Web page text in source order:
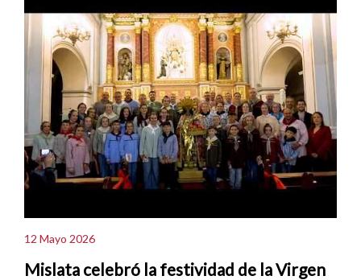
12 Mayo 2026
Mislata celebró la festividad de la Virgen